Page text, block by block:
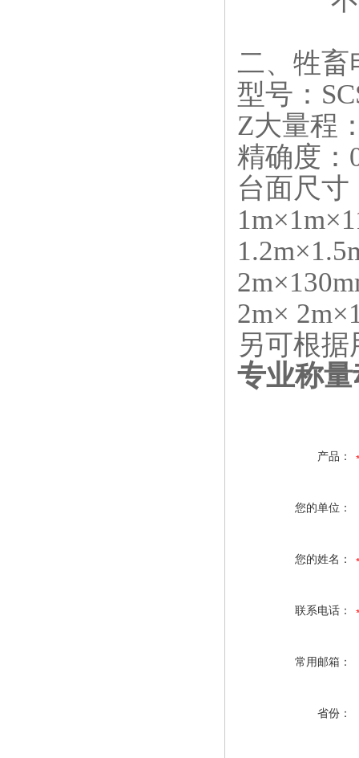
二、牲畜
型号：
Z大量程
精确度
台面尺
2m×
另可根
专业称
产品：
您的单位：
您的姓名：
联系电话：
常用邮箱：
省份：